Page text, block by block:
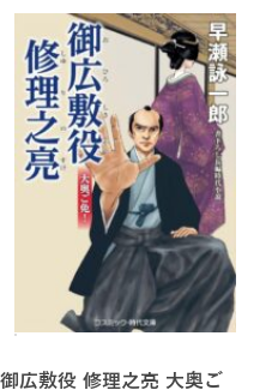
御広敷役 修理之亮 大奥ご